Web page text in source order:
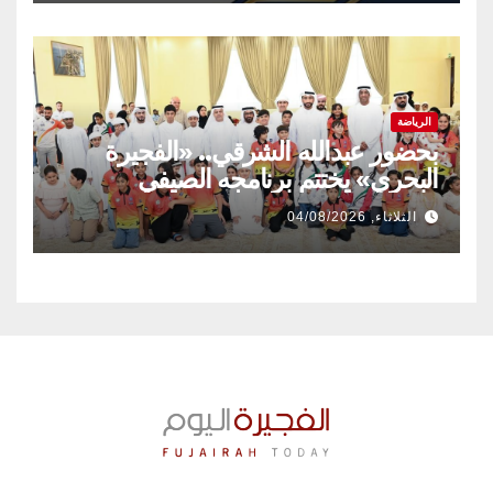
الرياضة
بحضور عبدالله الشرقي.. «الفجيرة
البحري» يختتم برنامجه الصيفي
الثلاثاء, 04/08/2026